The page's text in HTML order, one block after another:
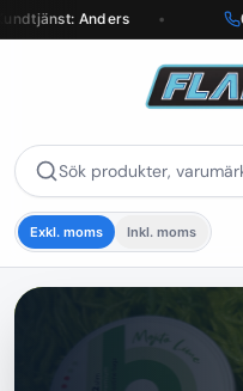
Anders •
Exkl. moms Inkl. moms